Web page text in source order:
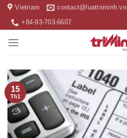
Skip
content
Vietnam contact@luattriminh.vn
+84-93-703-6607
15
Th1